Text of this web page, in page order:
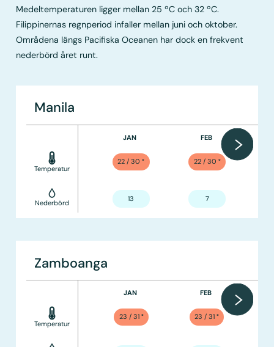
Medeltemperaturen ligger mellan 25 ºC och 32 ºC.
Filippinernas regnperiod infaller mellan juni och oktober.
Områdena längs Pacifiska Oceanen har dock en frekvent
nederbörd året runt.
Manila
Temperatur
Nederbörd
JAN
22 / 30 °
13
FEB
22 / 30 °
7
Zamboanga
Temperatur
JAN
23 / 31°
FEB
23 / 31 °